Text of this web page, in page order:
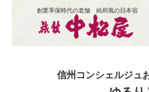
創業享保時代の老舗 純和風の日本宿
信州コンシェルジュ